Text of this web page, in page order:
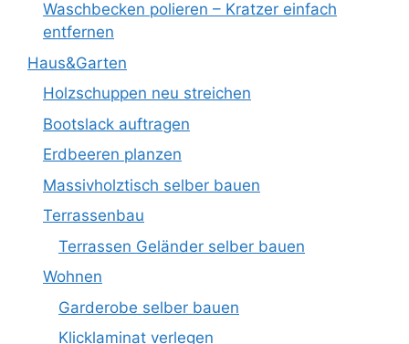
Waschbecken polieren – Kratzer einfach
entfernen
Haus&Garten
Holzschuppen neu streichen
Bootslack auftragen
Erdbeeren planzen
Massivholztisch selber bauen
Terrassenbau
Terrassen Geländer selber bauen
Wohnen
Garderobe selber bauen
Klicklaminat verlegen